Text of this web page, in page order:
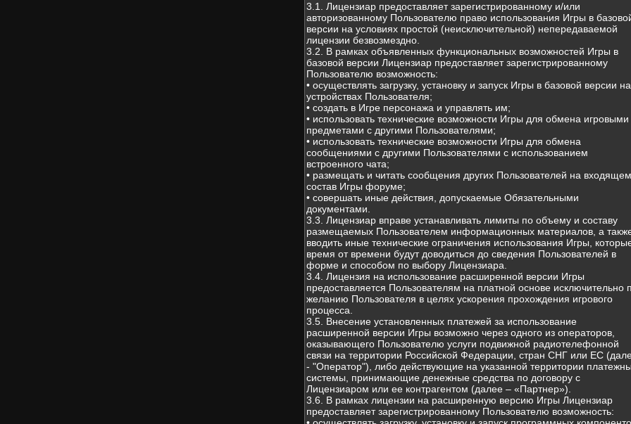
3.1. Лицензиар предоставляет зарегистрированному и/или
авторизованному Пользователю право использования Игры в
версии на условиях простой (неисключительной) непередаваемой
лицензии безвозмездно.
3.2. В рамках объявленных функциональных возможностей Игры в
базовой версии Лицензиар предоставляет зарегистрированному
Пользователю возможность:
• осуществлять загрузку, установку и запуск Игры в базовой версии на
устройствах Пользователя;
• создать в Игре персонажа и управлять им;
• использовать технические возможности Игры для обмена игровыми
предметами с другими Пользователями;
• использовать технические возможности Игры для обмена
сообщениями с другими Пользователями с использованием
встроенного чата;
• размещать и читать сообщения других Пользователей на
состав Игры форуме;
• совершать иные действия, допускаемые Обязательными
документами.
3.3. Лицензиар вправе устанавливать лимиты по объему и составу
размещаемых Пользователем информационных материалов, а
вводить иные технические ограничения использования Игры,
время от времени будут доводиться до сведения Пользователей в
форме и способом по выбору Лицензиара.
3.4. Лицензия на использование расширенной версии Игры
предоставляется Пользователям на платной основе исключительно
желанию Пользователя в целях ускорения прохождения игрового
процесса.
3.5. Внесение установленных платежей за использование
расширенной версии Игры возможно через одного из операторов,
оказывающего Пользователю услуги подвижной радиотелефонной
связи на территории Российской Федерации, стран СНГ или ЕС
- "Оператор"), либо действующие на указанной территории
системы, принимающие денежные средства по договору с
Лицензиаром или ее контрагентом (далее – «Партнер»).
3.6. В рамках лицензии на расширенную версию Игры Лицензиар
предоставляет зарегистрированному Пользователю возможность: